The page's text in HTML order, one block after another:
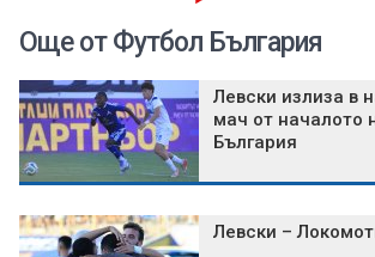
Още от Футбол България
Левски излиза в
мач от началото
България
Левски –